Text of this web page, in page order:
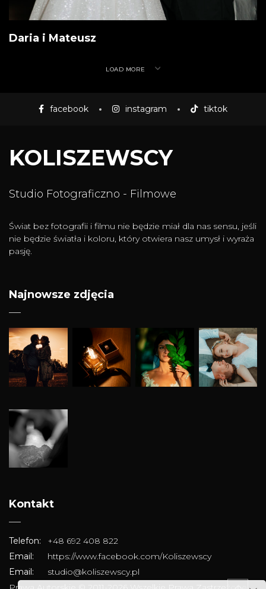
Daria i Mateusz
LOAD MORE
facebook instagram tiktok
KOLISZEWSCY
Studio Fotograficzno - Filmowe
Świat bez fotografii i filmu nie będzie miał dla nas sensu, jeśli
nie będzie światła i koloru, który otwiera nasz umysł i wyraża
pasję.
Najnowsze zdjęcia
Kontakt
Telefon:
+48 692 408 822
Email:
https://www.facebook.com/Koliszewscy
Email:
studio@koliszewscy.pl